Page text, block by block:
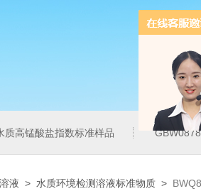
质高锰酸盐指数标准样品
液 > 水质环境检测溶液标准物质 >